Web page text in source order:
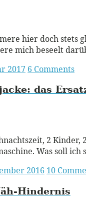
hier doch stets
mich beseelt
2017 6 Comments
das
2 Kinder,
Was soll ich
2016 10
Hindernis